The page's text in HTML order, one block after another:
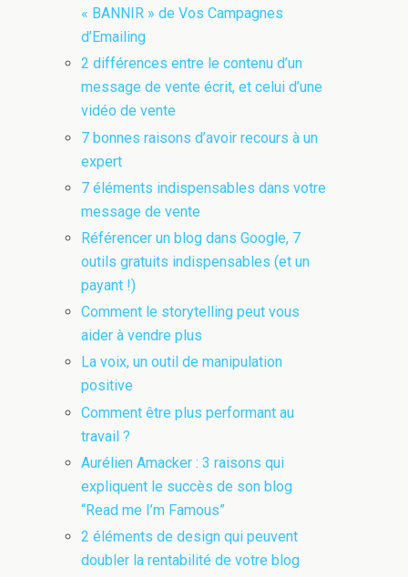
« BANNIR » de Vos Campagnes
d’Emailing
2 différences entre le contenu d’un
message de vente écrit, et celui d’une
vidéo de vente
7 bonnes raisons d’avoir recours à un
expert
7 éléments indispensables dans votre
message de vente
Référencer un blog dans Google, 7
outils gratuits indispensables (et un
payant !)
Comment le storytelling peut vous
aider à vendre plus
La voix, un outil de manipulation
positive
Comment être plus performant au
travail ?
Aurélien Amacker : 3 raisons qui
expliquent le succès de son blog
“Read me I’m Famous”
2 éléments de design qui peuvent
doubler la rentabilité de votre blog